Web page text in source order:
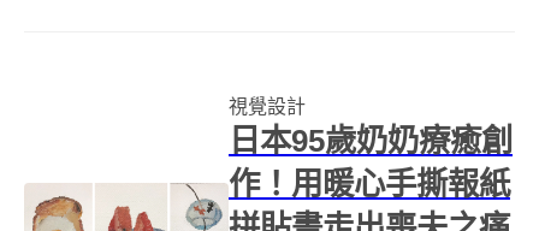
創作，則走神秘超現...
視覺設計
日本95歲奶奶療癒創
作！用暖心手撕報紙